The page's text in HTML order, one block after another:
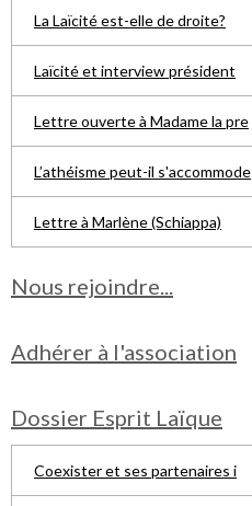
La Laïcité est-elle de droite?
Laïcité et interview président
Lettre ouverte à Madame la pre
L’athéisme peut-il s'accommode
Lettre à Marlène (Schiappa)
Nous rejoindre...
Adhérer à l'association
Dossier Esprit Laïque
Coexister et ses partenaires i